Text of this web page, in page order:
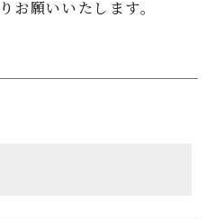
お願いいたします。